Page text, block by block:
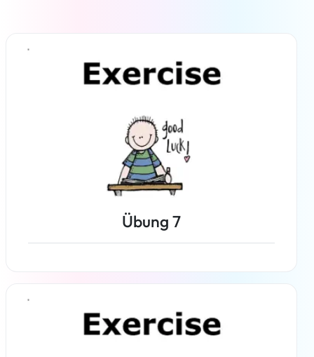
Übung 7